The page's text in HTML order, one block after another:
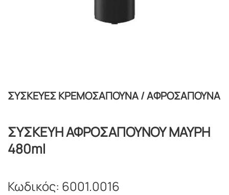
ΣΥΣΚΕΥΕΣ ΚΡΕΜΟΣΑΠΟΥΝΑ / ΑΦΡΟΣΑΠΟΥΝΑ
ΣΥΣΚΕΥΗ ΑΦΡΟΣΑΠΟΥΝΟΥ ΜΑΥΡΗ
480ml
Κωδικός: 6001.0016